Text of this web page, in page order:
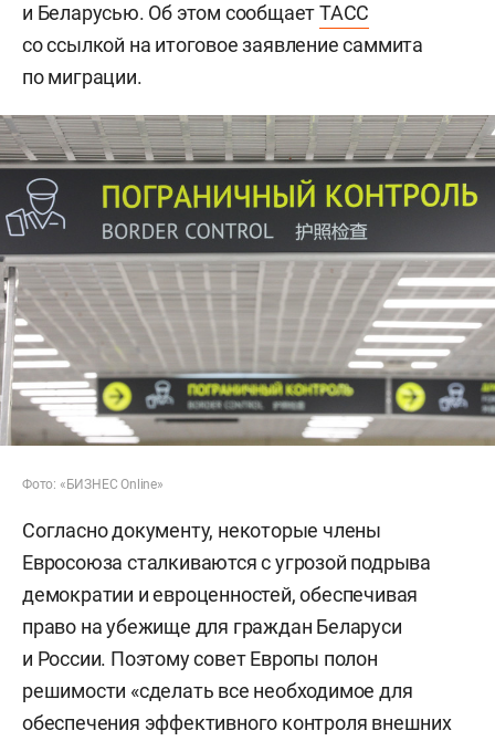
и Беларусью. Об этом сообщаетТАСС
со ссылкой на итоговое заявление саммита
по миграции.
Фото: «БИЗНЕС Online»
Согласно документу, некоторые члены
Евросоюза сталкиваются с угрозой подрыва
демократии и евроценностей, обеспечивая
право на убежище для граждан Беларуси
и России. Поэтому совет Европы полон
решимости «сделать все необходимое для
обеспечения эффективного контроля внешних